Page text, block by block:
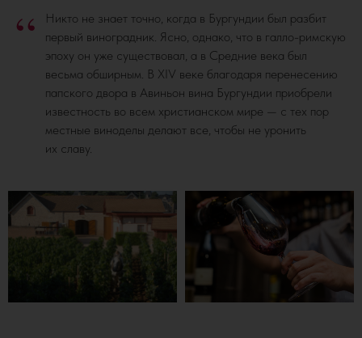
“
Никто не знает точно, когда в Бургундии был разбит
первый виноградник. Ясно, однако, что в галло-римскую
эпоху он уже существовал, а в Средние века был
весьма обширным. В XIV веке благодаря перенесению
папского двора в Авиньон вина Бургундии приобрели
известность во всем христианском мире — с тех пор
местные виноделы делают все, чтобы не уронить
их славу.